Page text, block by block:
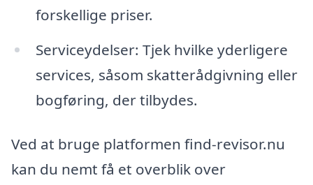
forskellige priser.
Serviceydelser: Tjek hvilke yderligere
services, såsom skatterådgivning eller
bogføring, der tilbydes.
Ved at bruge platformen find-revisor.nu
kan du nemt få et overblik over